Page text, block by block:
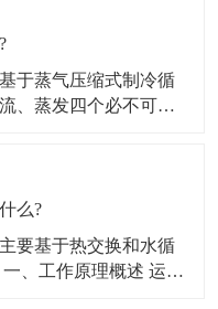
便于发现异常趋势，
于蒸气压缩式制冷循
、蒸发四个必不可少
能量，使制冷剂蒸汽
时，制冷剂蒸汽
么?
要基于热交换和水循